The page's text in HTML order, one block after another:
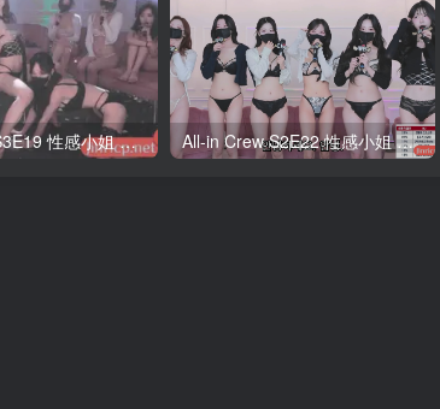
All-in Crew S3E19 性感小姐 第3季 第19期 完结撒花 中韩简繁字幕 All-in Crew S2E22 性感小姐 第2季 第22期 最终职级战 简繁中文字幕